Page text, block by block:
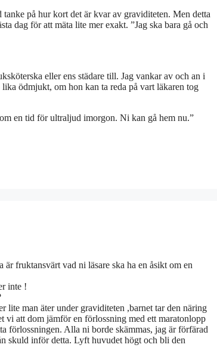
på hur kort det är kvar av graviditeten. Men detta
dag för att mäta lite mer exakt. ”Jag ska bara gå och
eller ens städare till. Jag vankar av och an i
ödmjukt, om hon kan ta reda på vart läkaren tog
en tid för ultraljud imorgon. Ni kan gå hem nu.”
fruktansvärt vad ni läsare ska ha en åsikt om en
inte !
lite man äter under graviditeten ,barnet tar den näring
vi att dom jämför en förlossning med ett maratonlopp
förlossningen. Alla ni borde skämmas, jag är förfärad
skuld inför detta. Lyft huvudet högt och bli den